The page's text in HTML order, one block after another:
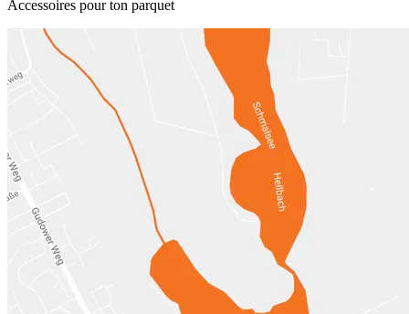
Accessoires pour ton parquet